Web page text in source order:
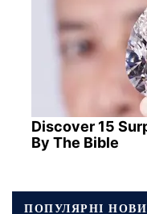
Discover 15
By The Bible
ПОПУЛЯРНІ